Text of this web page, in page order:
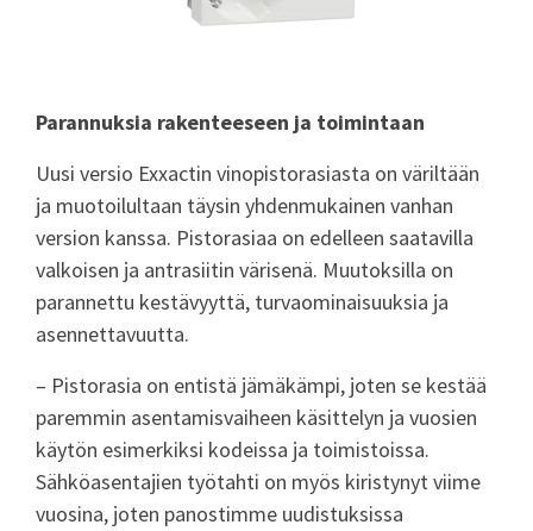
Parannuksia rakenteeseen ja toimintaan
Uusi versio Exxactin vinopistorasiasta on väriltään
ja muotoilultaan täysin yhdenmukainen vanhan
version kanssa. Pistorasiaa on edelleen saatavilla
valkoisen ja antrasiitin värisenä. Muutoksilla on
parannettu kestävyyttä, turvaominaisuuksia ja
asennettavuutta.
– Pistorasia on entistä jämäkämpi, joten se kestää
paremmin asentamisvaiheen käsittelyn ja vuosien
käytön esimerkiksi kodeissa ja toimistoissa.
Sähköasentajien työtahti on myös kiristynyt viime
vuosina, joten panostimme uudistuksissa